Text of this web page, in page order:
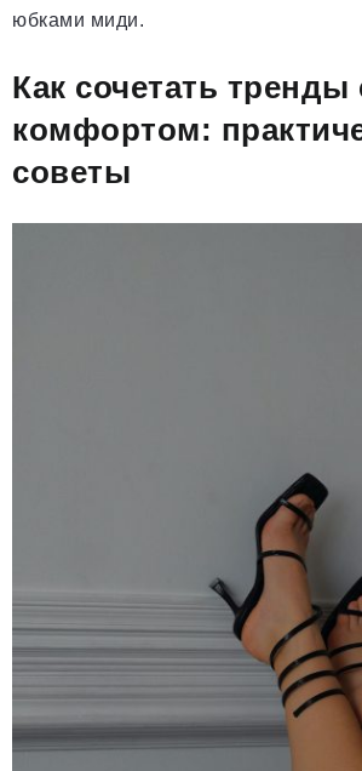
юбками миди.
Как сочетать тренды
комфортом:
советы